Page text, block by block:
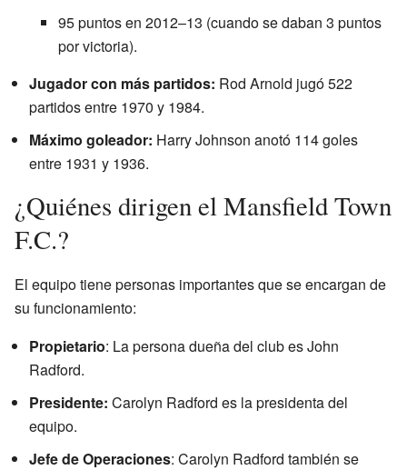
95 puntos en 2012–13 (cuando se daban 3 puntos
por victoria).
Jugador con más partidos: Rod Arnold jugó 522
partidos entre 1970 y 1984.
Máximo goleador: Harry Johnson anotó 114 goles
entre 1931 y 1936.
¿Quiénes dirigen el Mansfield Town
F.C.?
El equipo tiene personas importantes que se encargan de
su funcionamiento:
Propietario: La persona dueña del club es John
Radford.
Presidente: Carolyn Radford es la presidenta del
equipo.
Jefe de Operaciones: Carolyn Radford también se